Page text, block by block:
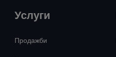
Услуги
Продажби